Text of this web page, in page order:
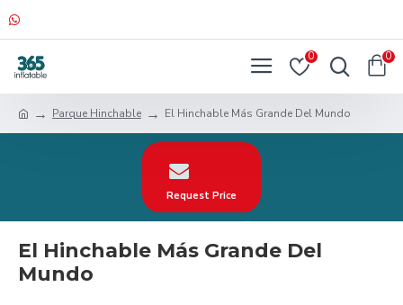
0 0
Parque Hinchable El Hinchable Más Grande Del Mundo
Request Price
El Hinchable Más Grande Del
Mundo